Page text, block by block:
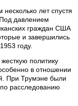
лет спустя
давлением
граждан США
и завершились
году.
политику
в отношении
При Трумэне были
расследованию